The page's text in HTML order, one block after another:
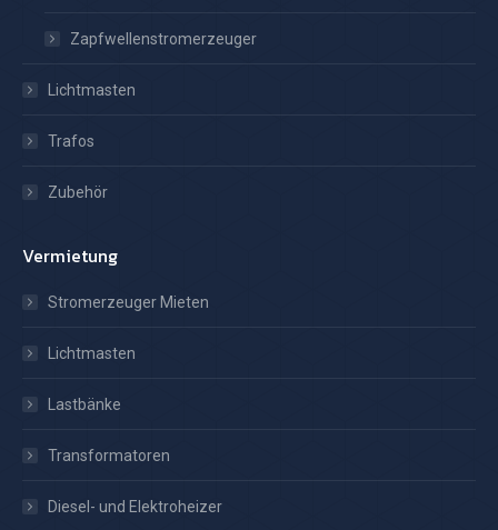
Zapfwellenstromerzeuger
Lichtmasten
Trafos
Zubehör
Vermietung
Stromerzeuger Mieten
Lichtmasten
Lastbänke
Transformatoren
Diesel- und Elektroheizer